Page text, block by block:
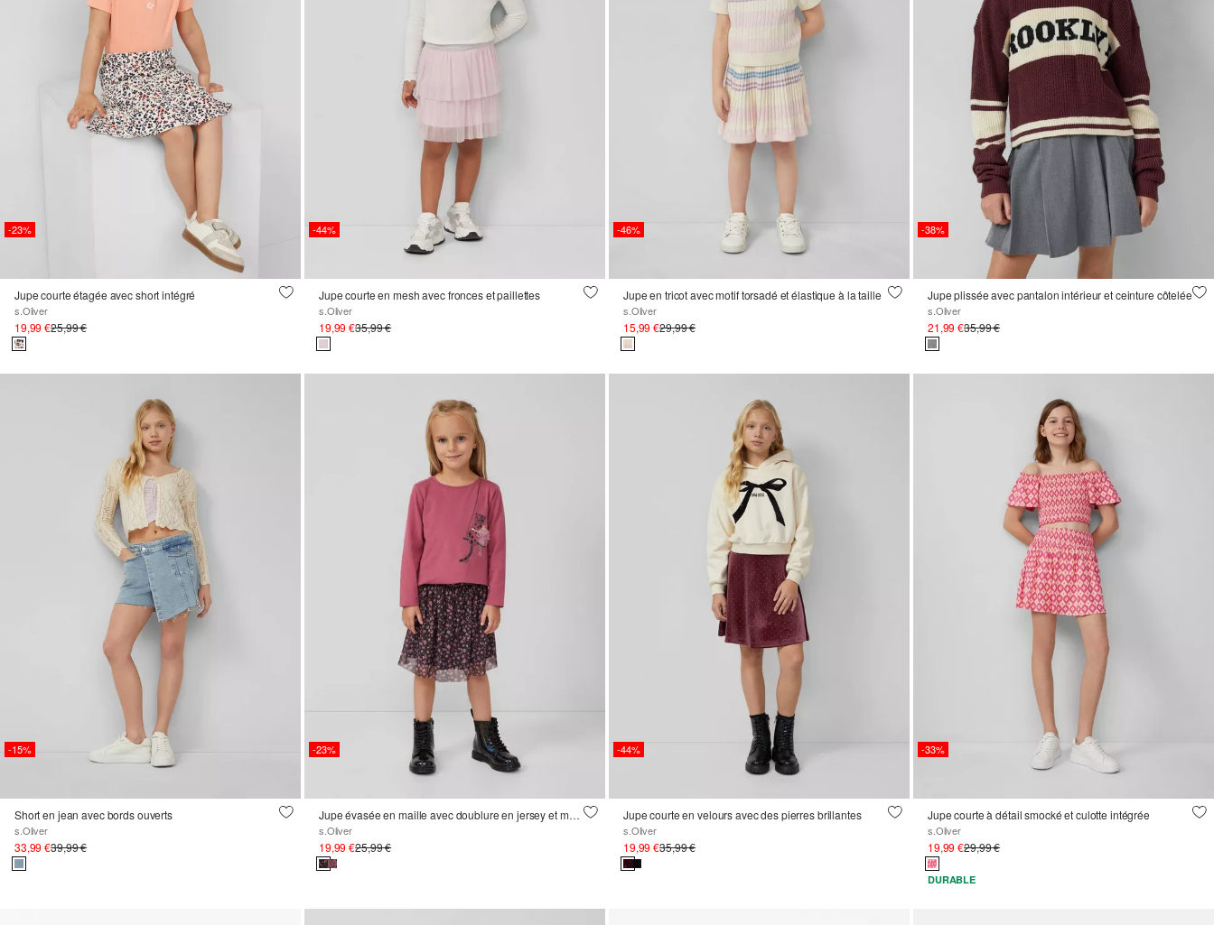
-23%
Jupe courte étagée avec short intégré
s.Oliver
19,99 €25,99 €
-44%
Jupe courte en mesh avec fronces et paillettes
s.Oliver
19,99 €35,99 €
-46%
Jupe en tricot avec motif torsadé et élastique à la taille
s.Oliver
15,99 €29,99 €
-38%
Jupe plissée avec pantalon intérieur et ceinture côtelée
s.Oliver
21,99 €35,99 €
-15%
Short en jean avec bords ouverts
s.Oliver
33,99 €39,99 €
-23%
Jupe évasée en maille avec doublure en jersey et motif floral
s.Oliver
19,99 €25,99 €
-44%
Jupe courte en velours avec des pierres brillantes
s.Oliver
19,99 €35,99 €
-33%
Jupe courte à détail smocké et culotte intégrée
s.Oliver
19,99 €29,99 €
DURABLE